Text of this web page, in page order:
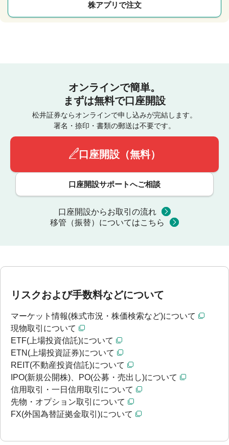
株アプリで注文
オンラインで簡単。
まずは無料で口座開設
松井証券ならオンラインで申し込みが完結します。
署名・捺印・書類の郵送は不要です。
口座開設（無料）
口座開設サポートへご相談
口座開設からお取引の流れ
移管（振替）についてはこちら
リスクおよび手数料などについて
マーケット情報(株式市況・株価検索など)について
現物取引について
ETF(上場投資信託)について
ETN(上場投資証券)について
REIT(不動産投資信託)について
IPO(新規公開株)、PO(公募・売出し)について
信用取引・一日信用取引について
先物・オプション取引について
FX(外国為替証拠金取引)について